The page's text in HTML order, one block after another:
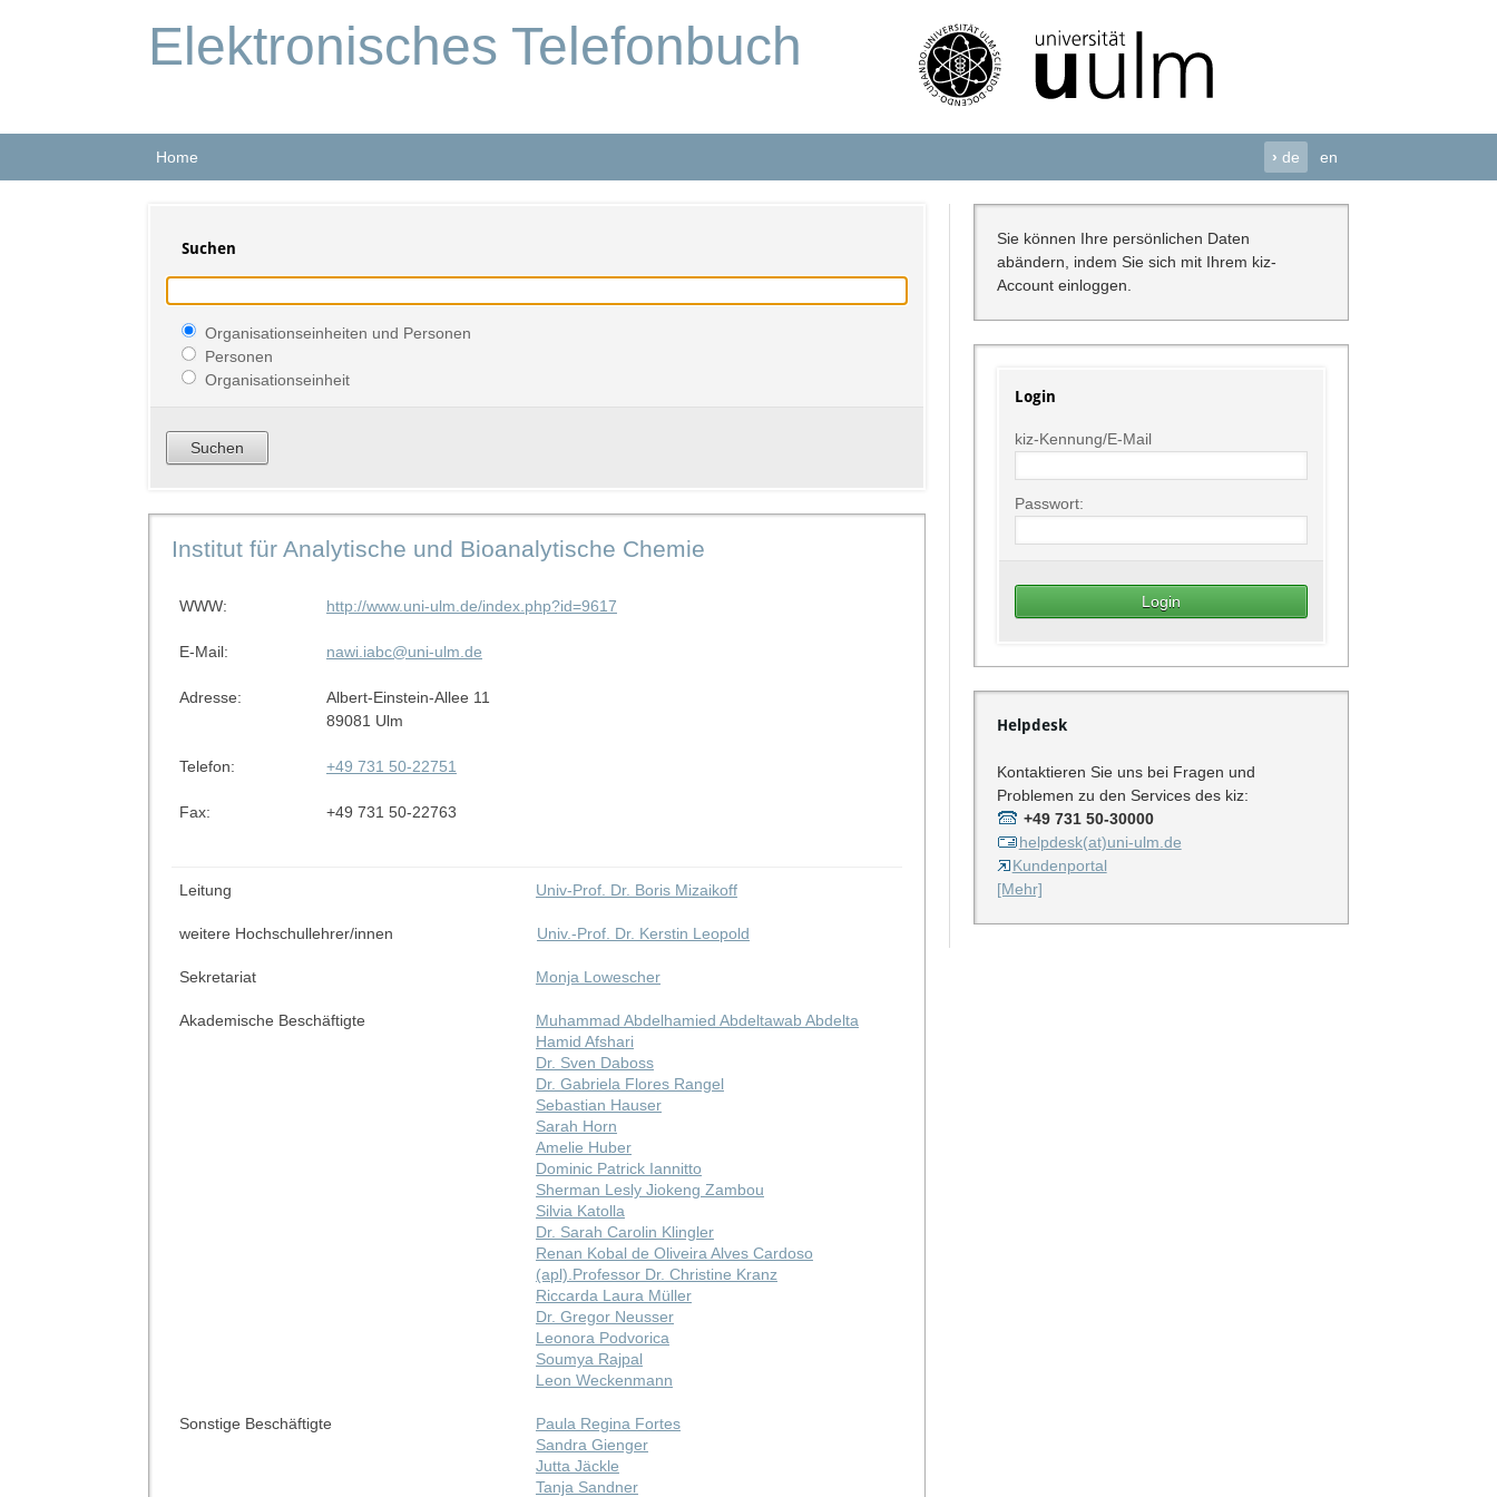
Elektronisches Telefonbuch
Home › de en
Suchen
Organisationseinheiten und Personen
Personen
Organisationseinheit
Institut für Analytische und Bioanalytische Chemie
WWW: http://www.uni-ulm.de/index.php?id=9617
E-Mail: nawi.iabc@uni-ulm.de
Adresse:
Albert-Einstein-Allee 11
89081 Ulm
Telefon: +49 731 50-22751
Fax: +49 731 50-22763
Leitung Univ-Prof. Dr. Boris Mizaikoff
weitere Hochschullehrer/innen Univ.-Prof. Dr. Kerstin Leopold
Sekretariat Monja Lowescher
Akademische Beschäftigte
Muhammad Abdelhamied Abdeltawab Abdelta
Hamid Afshari
Dr. Sven Daboss
Dr. Gabriela Flores Rangel
Sebastian Hauser
Sarah Horn
Amelie Huber
Dominic Patrick Iannitto
Sherman Lesly Jiokeng Zambou
Silvia Katolla
Dr. Sarah Carolin Klingler
Renan Kobal de Oliveira Alves Cardoso
(apl).Professor Dr. Christine Kranz
Riccarda Laura Müller
Dr. Gregor Neusser
Leonora Podvorica
Soumya Rajpal
Leon Weckenmann
Sonstige Beschäftigte
Paula Regina Fortes
Sandra Gienger
Jutta Jäckle
Tanja Sandner
Sie können Ihre persönlichen Daten
abändern, indem Sie sich mit Ihrem kiz-
Account einloggen.
Login
kiz-Kennung/E-Mail
Passwort:
Helpdesk
Kontaktieren Sie uns bei Fragen und
Problemen zu den Services des kiz:
+49 731 50-30000
helpdesk(at)uni-ulm.de
Kundenportal
[Mehr]